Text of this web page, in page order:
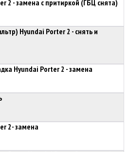
2 - замена с притиркой (ГБЦ снята)
Hyundai Porter 2 - снять и
Hyundai Porter 2 - замена
2- замена